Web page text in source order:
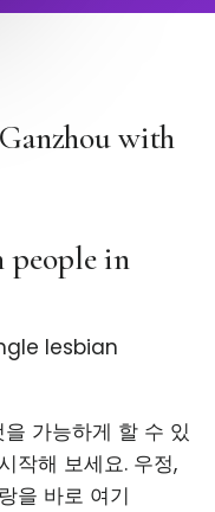
with
people in
lesbian
가능하게 할 수 있
작해 보세요. 우정,
을 바로 여기